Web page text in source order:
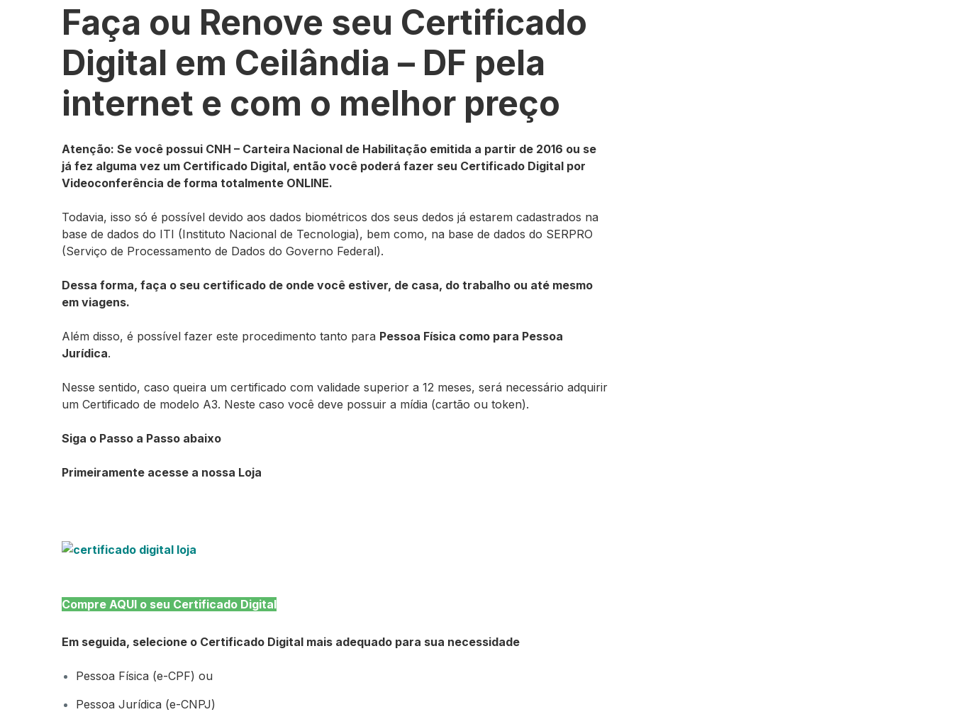
Faça ou Renove seu Certificado
Digital em Ceilândia – DF pela
internet e com o melhor preço
Atenção: Se você possui CNH – Carteira Nacional de Habilitação emitida a partir de 2016 ou se
já fez alguma vez um Certificado Digital, então você poderá fazer seu Certificado Digital por
Videoconferência de forma totalmente ONLINE.
Todavia, isso só é possível devido aos dados biométricos dos seus dedos já estarem cadastrados na
base de dados do ITI (Instituto Nacional de Tecnologia), bem como, na base de dados do SERPRO
(Serviço de Processamento de Dados do Governo Federal).
Dessa forma, faça o seu certificado de onde você estiver, de casa, do trabalho ou até mesmo
em viagens.
Além disso, é possível fazer este procedimento tanto para Pessoa Física como para Pessoa
Jurídica.
Nesse sentido, caso queira um certificado com validade superior a 12 meses, será necessário adquirir
um Certificado de modelo A3. Neste caso você deve possuir a mídia (cartão ou token).
Siga o Passo a Passo abaixo
Primeiramente acesse a nossa Loja
Compre AQUI o seu Certificado Digital
Em seguida, selecione o Certificado Digital mais adequado para sua necessidade
Pessoa Física (e-CPF) ou
Pessoa Jurídica (e-CNPJ)